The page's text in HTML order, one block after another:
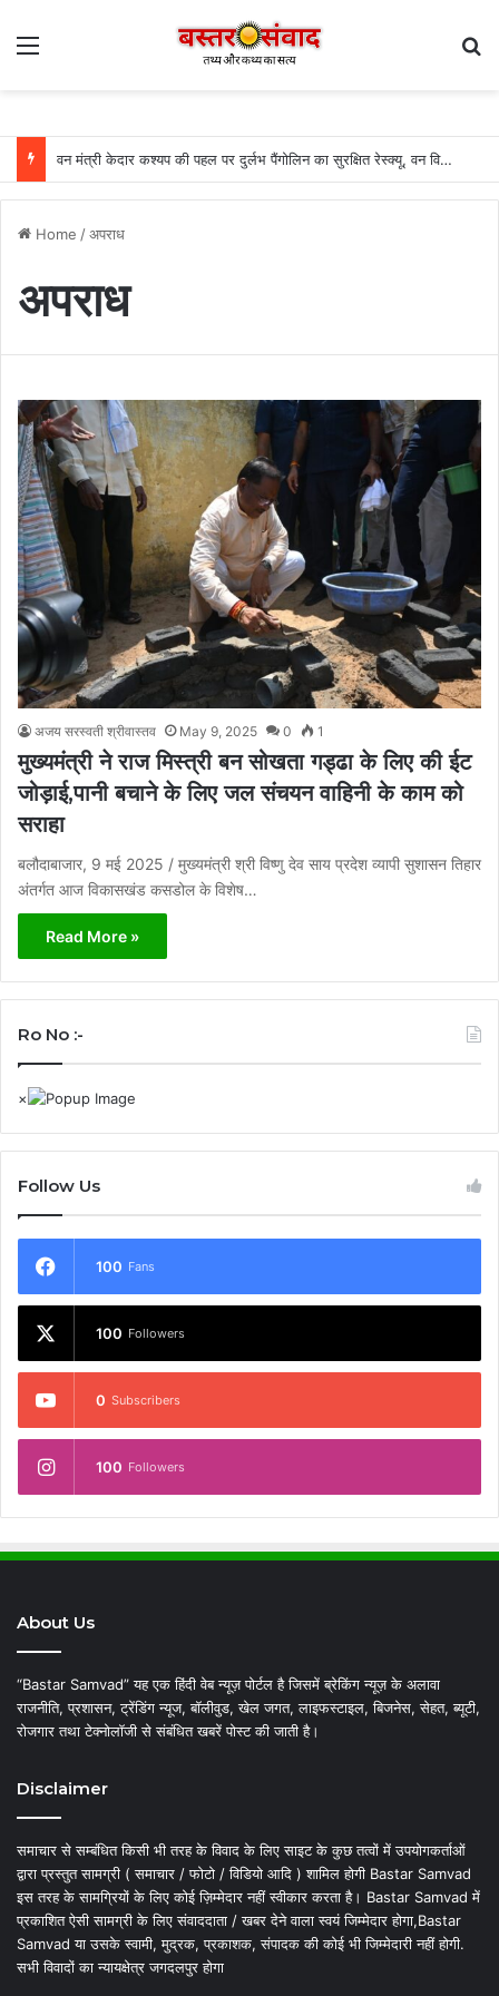
Menu
वन मंत्री केदार कश्यप की पहल पर दुर्लभ पैंगोलिन का सुरक्षित रेस्क्यू, वन विभाग की सतर्कता से बची संरक्षित वन्यप्राणी की जान….
Home /अपराध
अपराध
अजय सरस्वती श्रीवास्तव May 9, 2025 0 1
मुख्यमंत्री ने राज मिस्त्री बन सोखता गड्ढा के लिए की ईट
जोड़ाई,पानी बचाने के लिए जल संचयन वाहिनी के काम को
सराहा
बलौदाबाजार, 9 मई 2025 / मुख्यमंत्री श्री विष्णु देव साय प्रदेश व्यापी सुशासन तिहार
अंतर्गत आज विकासखंड कसडोल के विशेष…
Read More »
Ro No :-
Follow Us
100 Fans
100 Followers
0 Subscribers
100 Followers
About Us
“Bastar Samvad” यह एक हिंदी वेब न्यूज़ पोर्टल है जिसमें ब्रेकिंग न्यूज़ के अलावा
राजनीति, प्रशासन, ट्रेंडिंग न्यूज, बॉलीवुड, खेल जगत, लाइफस्टाइल, बिजनेस, सेहत, ब्यूटी,
रोजगार तथा टेक्नोलॉजी से संबंधित खबरें पोस्ट की जाती है।
Disclaimer
समाचार से सम्बंधित किसी भी तरह के विवाद के लिए साइट के कुछ तत्वों में उपयोगकर्ताओं
द्वारा प्रस्तुत सामग्री ( समाचार / फोटो / विडियो आदि ) शामिल होगी Bastar Samvad
इस तरह के सामग्रियों के लिए कोई ज़िम्मेदार नहीं स्वीकार करता है। Bastar Samvad में
प्रकाशित ऐसी सामग्री के लिए संवाददाता / खबर देने वाला स्वयं जिम्मेदार होगा,Bastar
Samvad या उसके स्वामी, मुद्रक, प्रकाशक, संपादक की कोई भी जिम्मेदारी नहीं होगी.
सभी विवादों का न्यायक्षेत्र जगदलपुर होगा